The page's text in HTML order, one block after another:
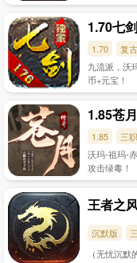
1.70七
1.70 复
九流派，沃
币+元宝！
1.85苍
1.85 三
沃玛-祖玛-
攻击绿毒！
王者之
沉默版
（无忧沉